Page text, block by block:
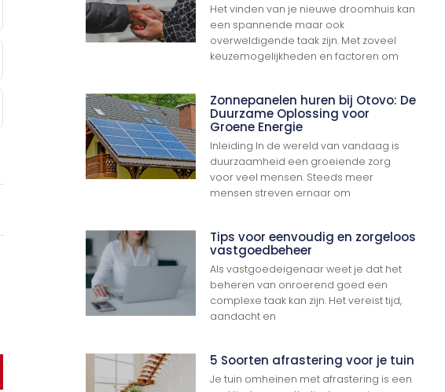
Ga Naar Boven
Het vinden van je nieuwe droomhuis kan
een spannende maar ook
overweldigende taak zijn. Met zoveel
keuzemogelijkheden en factoren om
Zonnepanelen huren bij Otovo: De
Duurzame Oplossing voor
Groene Energie
Inleiding In de wereld van vandaag is
duurzaamheid een groeiende zorg
voor veel mensen. Steeds meer
mensen streven ernaar om
Tips voor eenvoudig en zorgeloos
vastgoedbeheer
Als vastgoedeigenaar weet je dat het
beheren van onroerend goed een
complexe taak kan zijn. Het vereist tijd,
aandacht en
5 Soorten afrastering voor je tuin
Je tuin omheinen met afrastering is een